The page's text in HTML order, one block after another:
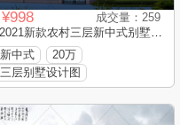
¥998
成交量：259
2021新款农村三层新中式别墅设计图纸
新中式
20万
三层别墅设计图